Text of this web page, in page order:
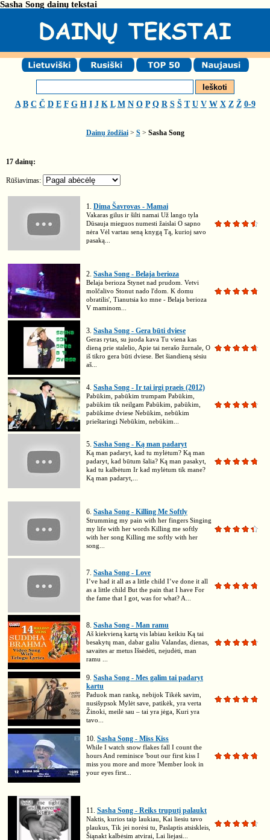
Sasha Song dainų tekstai
A B C Č D E F G H I J K L M N O P Q R S Š T U V W X Z Ž 0-9
Dainų žodžiai> S> Sasha Song
17 dainų:
Rūšiavimas:
1. Dima Šavrovas - Mamai
Vakaras gilus ir šilti namai Už lango tyla
Dūsauja mieguos numesti žaislai O sapno
nėra Vėl vartau seną knygą Tą, kurioj savo
pasaką...
2. Sasha Song - Belaja berioza
Belaja berioza Stynet nad prudom. Vetvi
molčalivo Stonut nado l'dom. K domu
obratilis', Tianutsia ko mne - Belaja berioza
V maminom...
3. Sasha Song - Gera būti dviese
Geras rytas, su juoda kava Tu viena kas
dieną prie stalelio, Apie tai nerašo žurnale, O
iš tikro gera būti dviese. Bet šiandieną sėsiu
aš...
4. Sasha Song - Ir tai irgi praeis (2012)
Pabūkim, pabūkim trumpam Pabūkim,
pabūkim tik neilgam Pabūkim, pabūkim,
pabūkime dviese Nebūkim, nebūkim
prieštaringi Nebūkim, nebūkim...
5. Sasha Song - Ką man padaryt
Ką man padaryt, kad tu mylėtum? Ką man
padaryt, kad būtum šalia? Ką man pasakyt,
kad tu kalbėtum Ir kad mylėtum tik mane?
Ką man padaryt,...
6. Sasha Song - Killing Me Softly
Strumming my pain with her fingers Singing
my life with her words Killing me softly
with her song Killing me softly with her
song...
7. Sasha Song - Love
I’ve had it all as a little child I’ve done it all
as a little child But the pain that I have For
the fame that I got, was for what? A...
8. Sasha Song - Man ramu
Aš kiekvieną kartą vis labiau keikiu Ką tai
besakytų man, dabar galiu Valandas, dienas,
savaites ar metus Išsėdėti, nejudėti, man
ramu ...
9. Sasha Song - Mes galim tai padaryt
kartu
Paduok man ranką, nebijok Tikėk savim,
nusišypsok Mylėt save, patikėk, yra verta
Žinoki, meilė sau – tai yra jėga, Kuri yra
tavo...
10. Sasha Song - Miss Kiss
While I watch snow flakes fall I count the
hours And reminisce 'bout our first kiss I
miss you more and more 'Member look in
your eyes first...
11. Sasha Song - Reiks truputį palaukt
Naktis, kurios taip laukiau, Kai liesiu tavo
plaukus, Tik jei norėsi tu, Paslaptis atsiskleis,
Šiąnakt kalbėsim atvirai, Lai liejasi...